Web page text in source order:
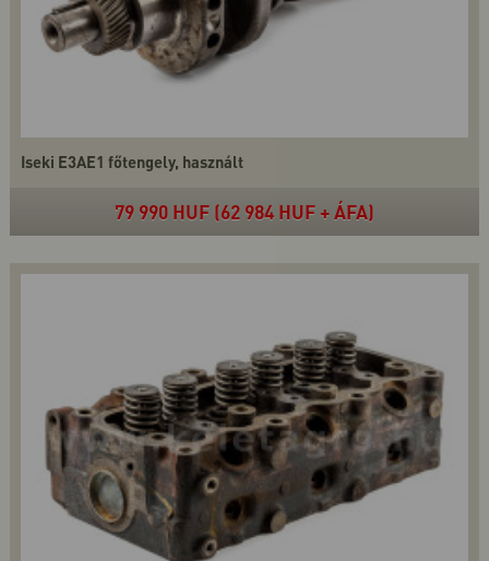
Iseki E3AE1 főtengely, használt
79 990 HUF (62 984 HUF + ÁFA)